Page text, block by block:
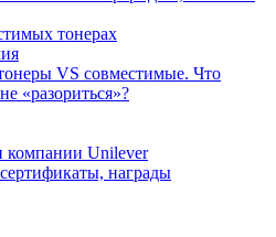
тонерах
VS совместимые. Что
«разориться»?
Unilever
награды